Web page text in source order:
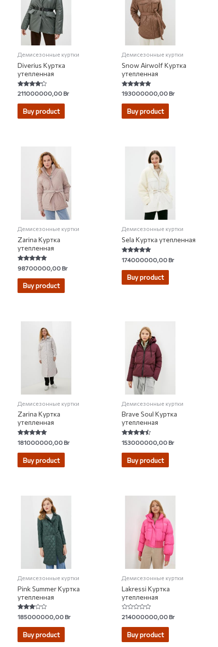
Демисезонные куртки
Diverius Куртка
утепленная
Rated
4.00
out of 5
211000000,00Br
Buy product
Демисезонные куртки
Snow Airwolf Куртка
утепленная
Rated
5.00
out of 5
193000000,00Br
Buy product
Демисезонные куртки
Zarina Куртка
утепленная
Rated
4.67
out of 5
98700000,00Br
Buy product
Демисезонные куртки
Sela Куртка утепленная
Rated
5.00
out of 5
174000000,00Br
Buy product
Демисезонные куртки
Zarina Куртка
утепленная
Rated
5.00
out of 5
181000000,00Br
Buy product
Демисезонные куртки
Brave Soul Куртка
утепленная
Rated
4.22
out of 5
153000000,00Br
Buy product
Демисезонные куртки
Pink Summer Куртка
утепленная
Rated
2.80
out of
185000000,00Br
Buy product
Демисезонные куртки
Lakressi Куртка
утепленная
Rated
0
out
214000000,00Br
Buy product